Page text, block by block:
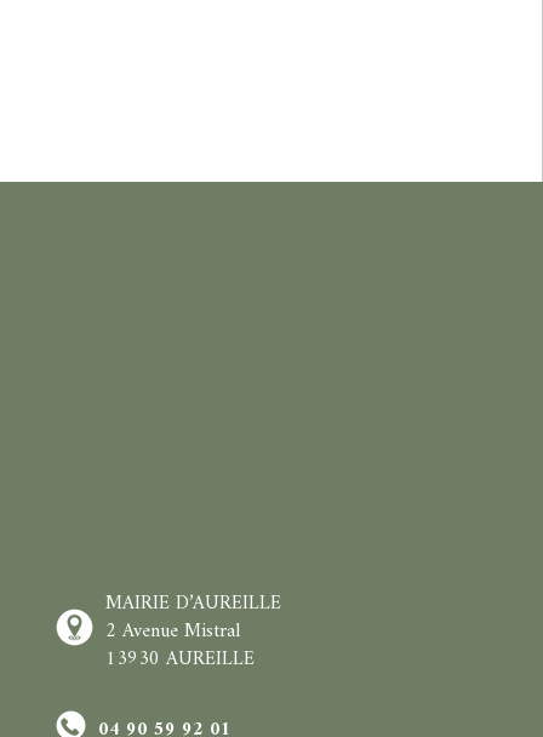
MAIRIE D’AUREILLE
2 Avenue Mistral
13930 AUREILLE
04 90 59 92 01